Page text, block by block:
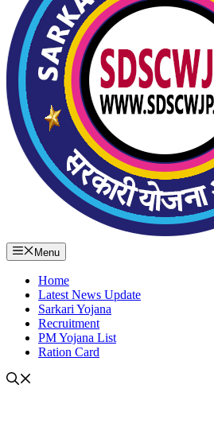
Menu
Home
Latest News Update
Sarkari Yojana
Recruitment
PM Yojana List
Ration Card